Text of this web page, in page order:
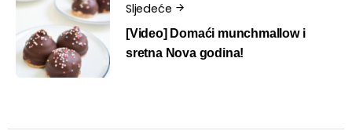
Sljedeće
[Video] Domaći munchmallow i
sretna Nova godina!